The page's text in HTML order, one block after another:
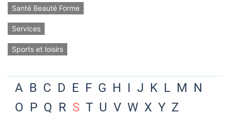
Santé Beauté Forme
Services
Sports et loisirs
A B C D E F G H I J K L M N
O P Q R S T U V W X Y Z